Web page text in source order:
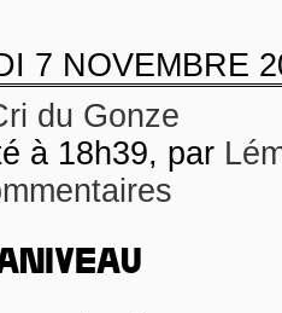
7 NOVEMBRE
du Gonze
à 18h39, par